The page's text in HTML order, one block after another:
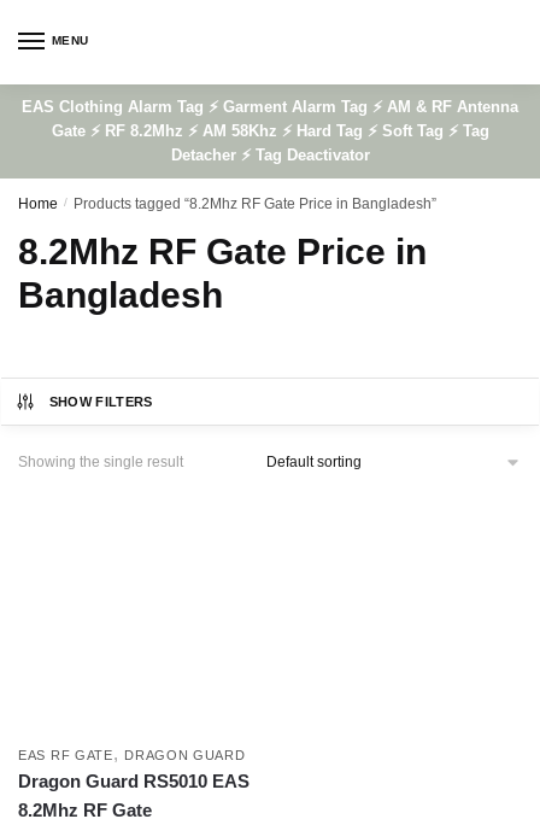
MENU
EAS Clothing Alarm Tag ⚡ Garment Alarm Tag ⚡ AM & RF Antenna
Gate ⚡ RF 8.2Mhz ⚡ AM 58Khz ⚡ Hard Tag ⚡ Soft Tag ⚡ Tag
Detacher ⚡ Tag Deactivator
Home / Products tagged “8.2Mhz RF Gate Price in Bangladesh”
8.2Mhz RF Gate Price in
Bangladesh
SHOW FILTERS
Showing the single result
EAS RF GATE, DRAGON GUARD
Dragon Guard RS5010 EAS
8.2Mhz RF Gate